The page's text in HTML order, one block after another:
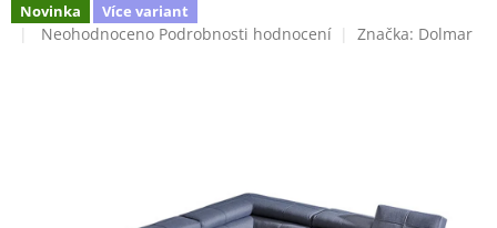
Novinka Více variant
Průměrné
Neohodnoceno Podrobnosti hodnocení Značka: Dolmar